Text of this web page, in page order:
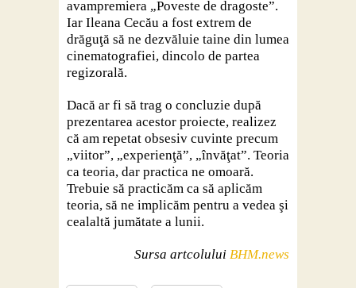
avampremiera „Poveste de dragoste”.
Iar Ileana Cecău a fost extrem de
drăguţă să ne dezvăluie taine din lumea
cinematografiei, dincolo de partea
regizorală.
Dacă ar fi să trag o concluzie după
prezentarea acestor proiecte, realizez
că am repetat obsesiv cuvinte precum
„viitor”, „experienţă”, „învăţat”. Teoria
ca teoria, dar practica ne omoară.
Trebuie să practicăm ca să aplicăm
teoria, să ne implicăm pentru a vedea şi
cealaltă jumătate a lunii.
Sursa artcolului BHM.news